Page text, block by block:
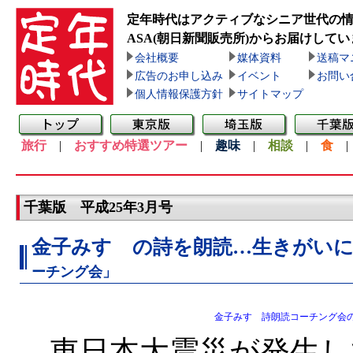
定年時代はアクティブなシニア世代の
ASA(朝日新聞販売所)からお届けしてい
会社概要 媒体資料
送稿マ
広告のお申し込み
イベント
お問い
個人情報保護方針
サイトマップ
旅行| おすすめ特選ツアー | 趣味 | 相談 | 食
千葉版 平成25年3月号
金子みすゞの詩を朗読…生きがいに
ーチング会」
金子みすゞ詩朗読コーチング会